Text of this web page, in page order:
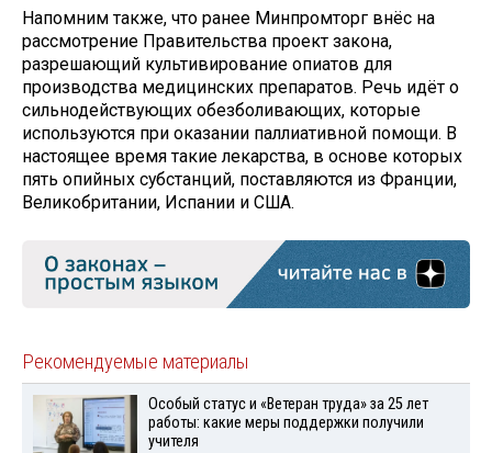
Напомним также, что ранее Минпромторг внёс на
рассмотрение Правительства проект закона,
разрешающий культивирование опиатов для
производства медицинских препаратов. Речь идёт о
сильнодействующих обезболивающих, которые
используются при оказании паллиативной помощи. В
настоящее время такие лекарства, в основе которых
пять опийных субстанций, поставляются из Франции,
Великобритании, Испании и США.
Рекомендуемые материалы
Особый статус и «Ветеран труда» за 25 лет
работы: какие меры поддержки получили
учителя